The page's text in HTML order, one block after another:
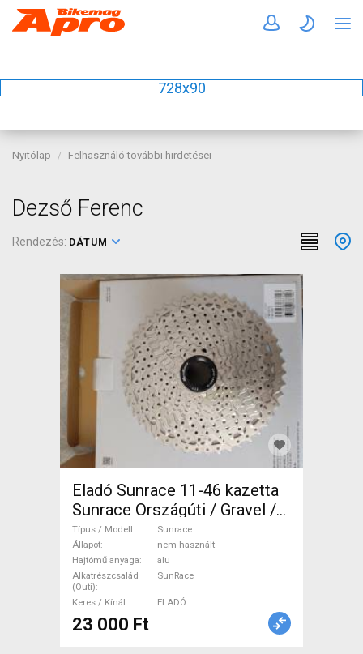
728x90
Nyitólap Felhasználó további hirdetései
Dezső Ferenc
Rendezés: DÁTUM
Eladó Sunrace 11-46 kazetta
Sunrace Országúti / Gravel /
Triatlon Alkatrész, Országúti
Hajtásrendszer SunRace nem
használt ELADÓ
Típus / Modell
Sunrace
Állapot
nem használt
Hajtómű anyaga
alu
Alkatrészcsalád
(Outi)
SunRace
Keres / Kínál ELADÓ
23 000 Ft